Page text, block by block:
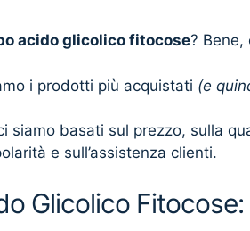
acido glicolico fitocose?
i prodotti più acquistati (e
siamo basati sul prezzo, sulla
e sull’assistenza clienti.
Glicolico